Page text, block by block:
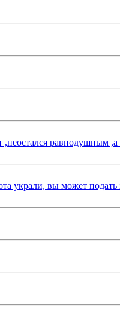
равнодушным
вы может подать